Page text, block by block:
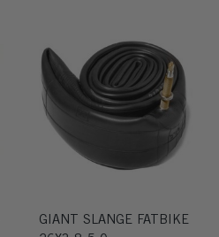
GIANT SLANGE FATBIKE